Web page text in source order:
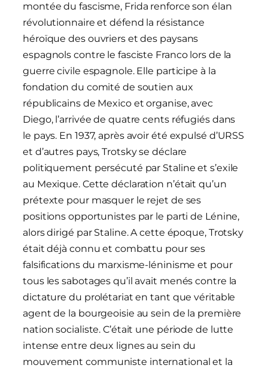
montée du fascisme, Frida renforce son élan
révolutionnaire et défend la résistance
héroïque des ouvriers et des paysans
espagnols contre le fasciste Franco lors de la
guerre civile espagnole. Elle participe à la
fondation du comité de soutien aux
républicains de Mexico et organise, avec
Diego, l’arrivée de quatre cents réfugiés dans
le pays. En 1937, après avoir été expulsé d’URSS
et d’autres pays, Trotsky se déclare
politiquement persécuté par Staline et s’exile
au Mexique. Cette déclaration n’était qu’un
prétexte pour masquer le rejet de ses
positions opportunistes par le parti de Lénine,
alors dirigé par Staline. A cette époque, Trotsky
était déjà connu et combattu pour ses
falsifications du marxisme-léninisme et pour
tous les sabotages qu’il avait menés contre la
dictature du prolétariat en tant que véritable
agent de la bourgeoisie au sein de la première
nation socialiste. C’était une période de lutte
intense entre deux lignes au sein du
mouvement communiste international et la